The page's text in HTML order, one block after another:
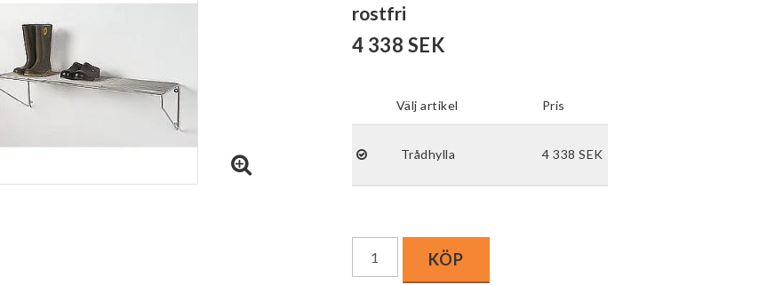
rostfri
4 338 SEK
Välj artikel Pris
Trådhylla 4 338 SEK
KÖP